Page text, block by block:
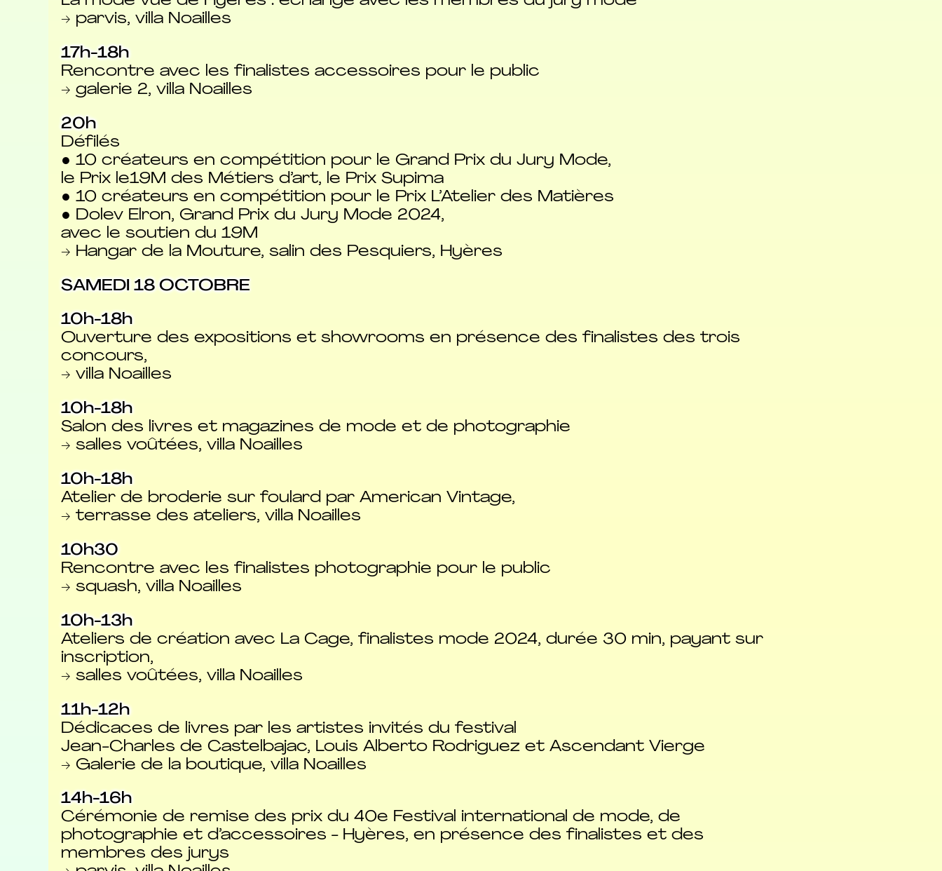
→ parvis, villa Noailles
17h-18h
Rencontre avec les finalistes accessoires pour le public
→ galerie 2, villa Noailles
20h
Défilés
● 10 créateurs en compétition pour le Grand Prix du Jury Mode,
le Prix le19M des Métiers d’art, le Prix Supima
● 10 créateurs en compétition pour le Prix L’Atelier des Matières
● Dolev Elron, Grand Prix du Jury Mode 2024,
avec le soutien du 19M
→ Hangar de la Mouture, salin des Pesquiers, Hyères
SAMEDI 18 OCTOBRE
10h-18h
Ouverture des expositions et showrooms en présence des finalistes des trois
concours,
→ villa Noailles
10h-18h
Salon des livres et magazines de mode et de photographie
→ salles voûtées, villa Noailles
10h-18h
Atelier de broderie sur foulard par American Vintage,
→ terrasse des ateliers, villa Noailles
10h30
Rencontre avec les finalistes photographie pour le public
→ squash, villa Noailles
10h-13h
Ateliers de création avec La Cage, finalistes mode 2024, durée 30 min, payant sur
inscription,
→ salles voûtées, villa Noailles
11h-12h
Dédicaces de livres par les artistes invités du festival
Jean-Charles de Castelbajac, Louis Alberto Rodriguez et Ascendant Vierge
→ Galerie de la boutique, villa Noailles
14h-16h
Cérémonie de remise des prix du 40e Festival international de mode, de
photographie et d’accessoires - Hyères, en présence des finalistes et des
membres des jurys